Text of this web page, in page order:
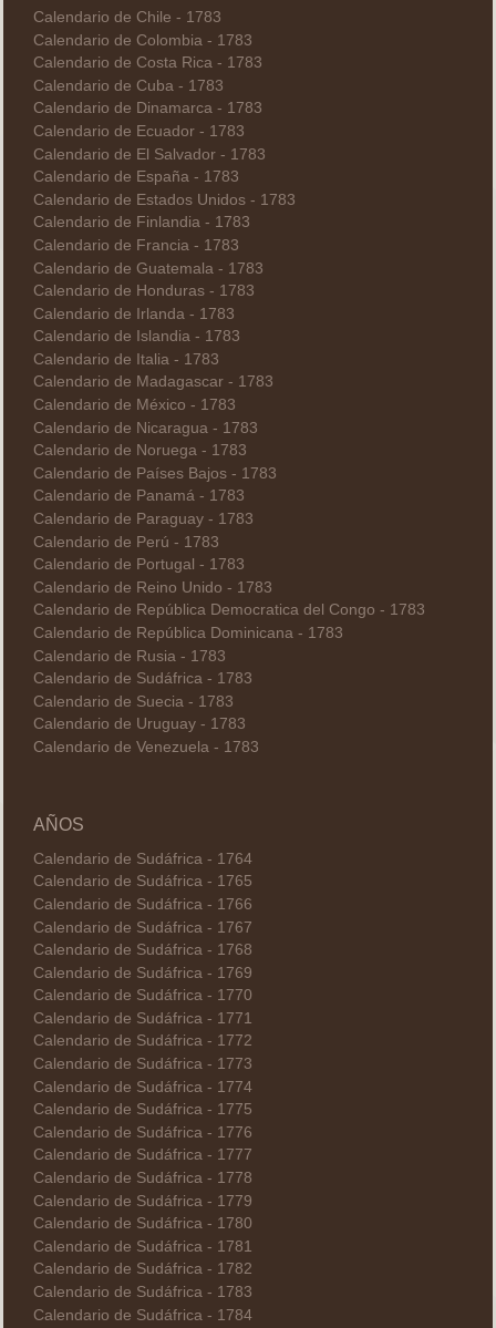
Calendario de Chile - 1783
Calendario de Colombia - 1783
Calendario de Costa Rica - 1783
Calendario de Cuba - 1783
Calendario de Dinamarca - 1783
Calendario de Ecuador - 1783
Calendario de El Salvador - 1783
Calendario de España - 1783
Calendario de Estados Unidos - 1783
Calendario de Finlandia - 1783
Calendario de Francia - 1783
Calendario de Guatemala - 1783
Calendario de Honduras - 1783
Calendario de Irlanda - 1783
Calendario de Islandia - 1783
Calendario de Italia - 1783
Calendario de Madagascar - 1783
Calendario de México - 1783
Calendario de Nicaragua - 1783
Calendario de Noruega - 1783
Calendario de Países Bajos - 1783
Calendario de Panamá - 1783
Calendario de Paraguay - 1783
Calendario de Perú - 1783
Calendario de Portugal - 1783
Calendario de Reino Unido - 1783
Calendario de República Democratica del Congo - 1783
Calendario de República Dominicana - 1783
Calendario de Rusia - 1783
Calendario de Sudáfrica - 1783
Calendario de Suecia - 1783
Calendario de Uruguay - 1783
Calendario de Venezuela - 1783
AÑOS
Calendario de Sudáfrica - 1764
Calendario de Sudáfrica - 1765
Calendario de Sudáfrica - 1766
Calendario de Sudáfrica - 1767
Calendario de Sudáfrica - 1768
Calendario de Sudáfrica - 1769
Calendario de Sudáfrica - 1770
Calendario de Sudáfrica - 1771
Calendario de Sudáfrica - 1772
Calendario de Sudáfrica - 1773
Calendario de Sudáfrica - 1774
Calendario de Sudáfrica - 1775
Calendario de Sudáfrica - 1776
Calendario de Sudáfrica - 1777
Calendario de Sudáfrica - 1778
Calendario de Sudáfrica - 1779
Calendario de Sudáfrica - 1780
Calendario de Sudáfrica - 1781
Calendario de Sudáfrica - 1782
Calendario de Sudáfrica - 1783
Calendario de Sudáfrica - 1784